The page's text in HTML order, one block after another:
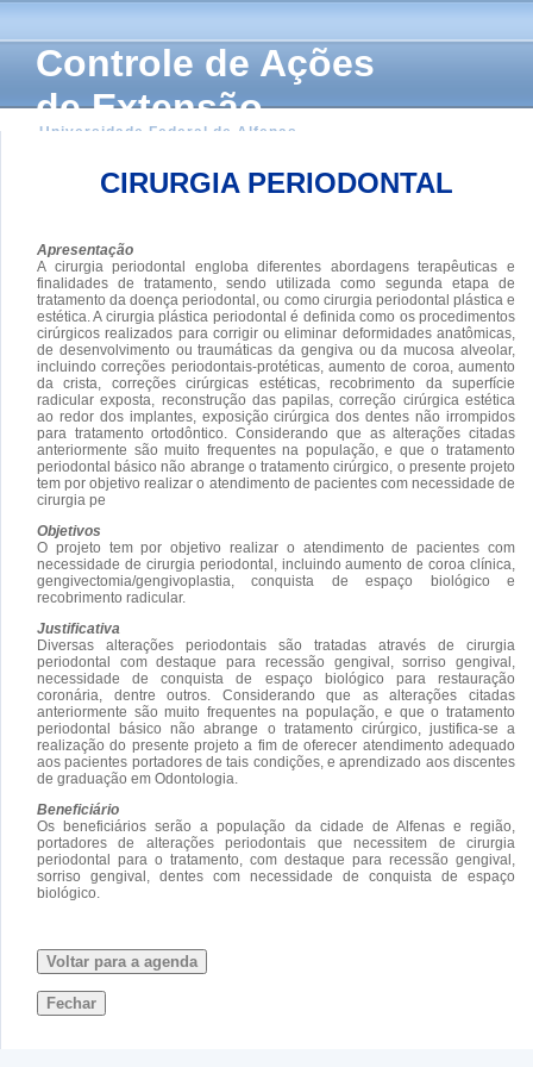
Controle de Ações
de Extensão
Universidade Federal de Alfenas
CIRURGIA PERIODONTAL
Apresentação
A cirurgia periodontal engloba diferentes abordagens terapêuticas e
finalidades de tratamento, sendo utilizada como segunda etapa de
tratamento da doença periodontal, ou como cirurgia periodontal plástica e
estética. A cirurgia plástica periodontal é definida como os procedimentos
cirúrgicos realizados para corrigir ou eliminar deformidades anatômicas,
de desenvolvimento ou traumáticas da gengiva ou da mucosa alveolar,
incluindo correções periodontais-protéticas, aumento de coroa, aumento
da crista, correções cirúrgicas estéticas, recobrimento da superfície
radicular exposta, reconstrução das papilas, correção cirúrgica estética
ao redor dos implantes, exposição cirúrgica dos dentes não irrompidos
para tratamento ortodôntico. Considerando que as alterações citadas
anteriormente são muito frequentes na população, e que o tratamento
periodontal básico não abrange o tratamento cirúrgico, o presente projeto
tem por objetivo realizar o atendimento de pacientes com necessidade de
cirurgia pe
Objetivos
O projeto tem por objetivo realizar o atendimento de pacientes com
necessidade de cirurgia periodontal, incluindo aumento de coroa clínica,
gengivectomia/gengivoplastia, conquista de espaço biológico e
recobrimento radicular.
Justificativa
Diversas alterações periodontais são tratadas através de cirurgia
periodontal com destaque para recessão gengival, sorriso gengival,
necessidade de conquista de espaço biológico para restauração
coronária, dentre outros. Considerando que as alterações citadas
anteriormente são muito frequentes na população, e que o tratamento
periodontal básico não abrange o tratamento cirúrgico, justifica-se a
realização do presente projeto a fim de oferecer atendimento adequado
aos pacientes portadores de tais condições, e aprendizado aos discentes
de graduação em Odontologia.
Beneficiário
Os beneficiários serão a população da cidade de Alfenas e região,
portadores de alterações periodontais que necessitem de cirurgia
periodontal para o tratamento, com destaque para recessão gengival,
sorriso gengival, dentes com necessidade de conquista de espaço
biológico.
Voltar para a agenda
Fechar